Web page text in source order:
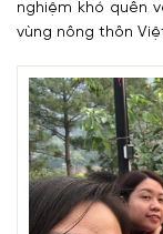
nghiệm khó quên
vùng nông thôn